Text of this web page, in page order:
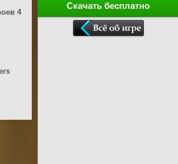
Скачать бесплатно
4